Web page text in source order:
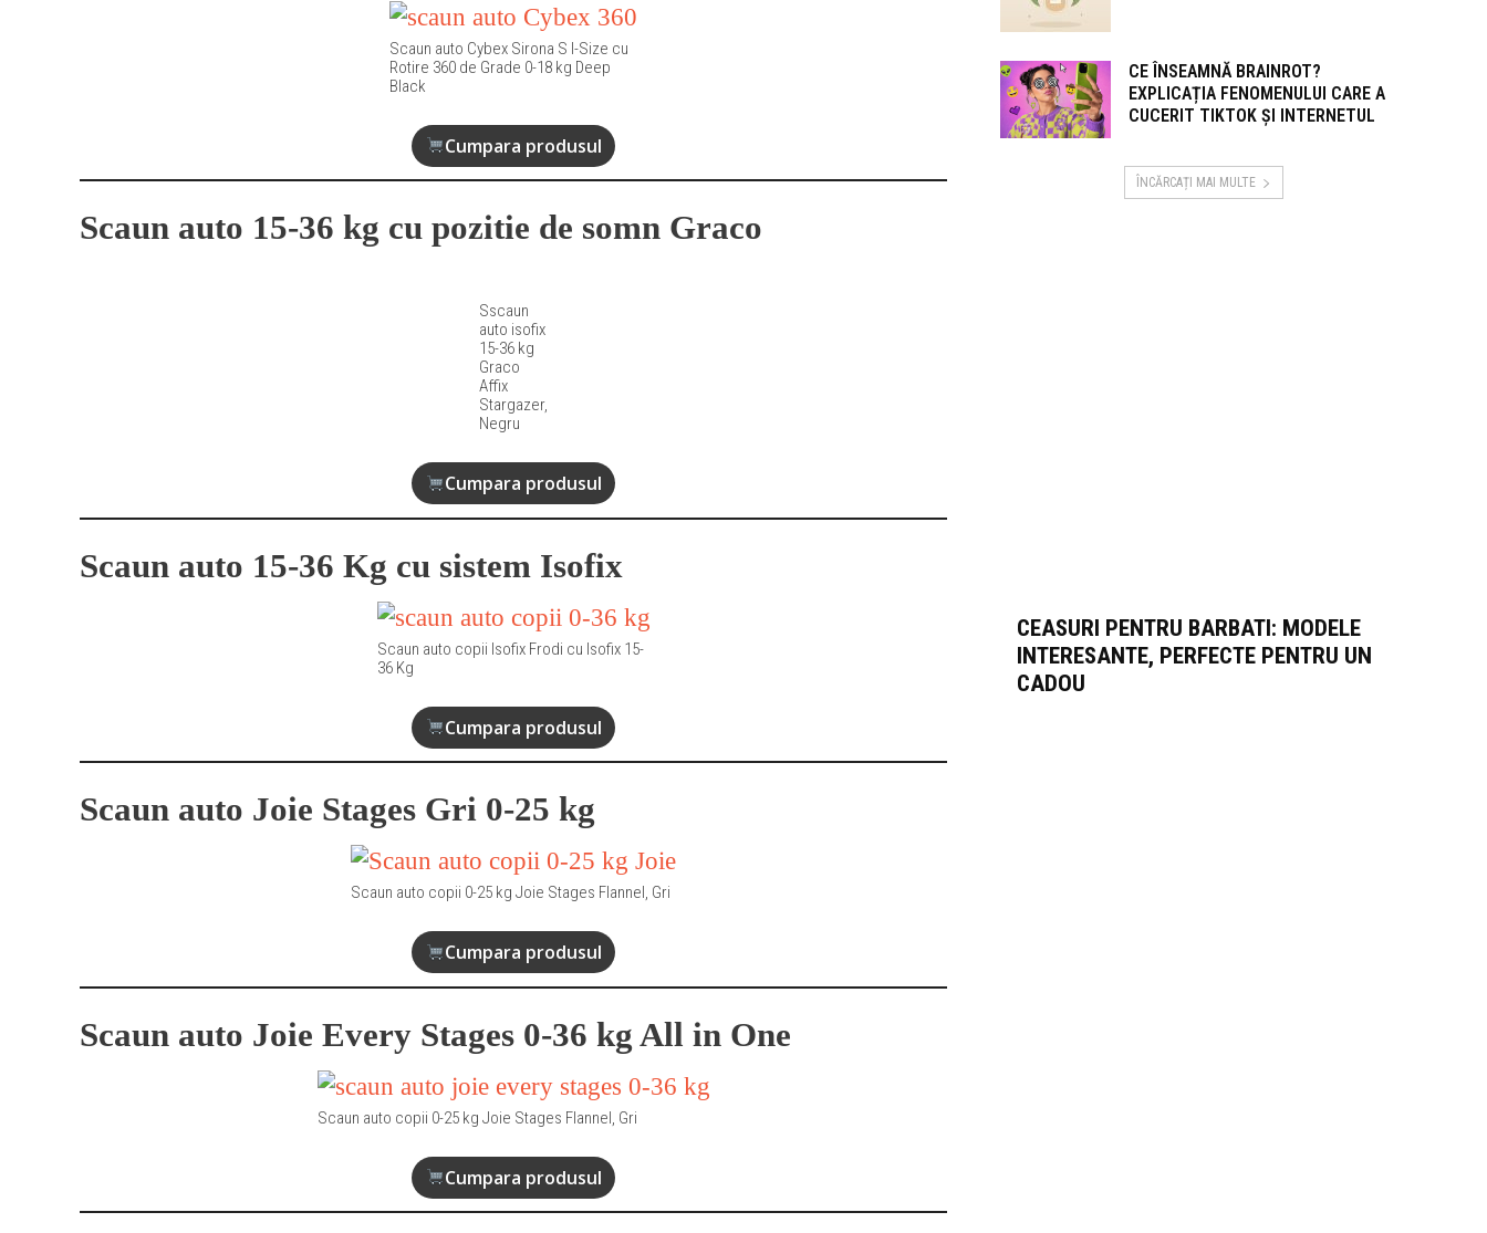
Scaun auto Cybex Sirona S I-Size cu
Rotire 360 de Grade 0-18 kg Deep
Black
Cumpara produsul
Scaun auto 15-36 kg cu pozitie de somn Graco
Sscaun
auto isofix
15-36 kg
Graco
Affix
Stargazer,
Negru
Cumpara produsul
Scaun auto 15-36 Kg cu sistem Isofix
Scaun auto copii Isofix Frodi cu Isofix 15-
36 Kg
Cumpara produsul
Scaun auto Joie Stages Gri 0-25 kg
Scaun auto copii 0-25 kg Joie Stages Flannel, Gri
Cumpara produsul
Scaun auto Joie Every Stages 0-36 kg All in One
Scaun auto copii 0-25 kg Joie Stages Flannel, Gri
Cumpara produsul
CE ÎNSEAMNĂ BRAINROT?
EXPLICAȚIA FENOMENULUI CARE A
CUCERIT TIKTOK ȘI INTERNETUL
ÎNCĂRCAȚI MAI MULTE
CEASURI PENTRU BARBATI: MODELE
INTERESANTE, PERFECTE PENTRU UN
CADOU